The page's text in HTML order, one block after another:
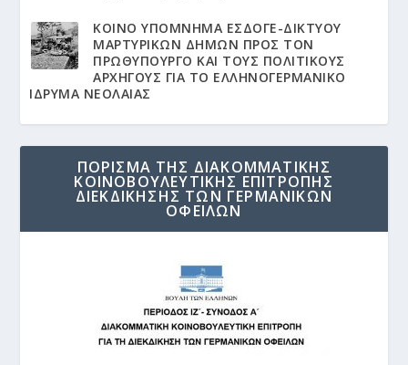
KΟΙΝΟ ΥΠΟΜΝΗΜΑ ΕΣΔΟΓΕ-ΔΙΚΤΥΟΥ
ΜΑΡΤΥΡΙΚΩΝ ΔΗΜΩΝ ΠΡΟΣ ΤΟΝ
ΠΡΩΘΥΠΟΥΡΓΟ ΚΑΙ ΤΟΥΣ ΠΟΛΙΤΙΚΟΥΣ
ΑΡΧΗΓΟΥΣ ΓΙΑ ΤΟ ΕΛΛΗΝΟΓΕΡΜΑΝΙΚΟ
ΙΔΡΥΜΑ ΝΕΟΛΑΙΑΣ
ΠΟΡΙΣΜΑ ΤΗΣ ΔΙΑΚΟΜΜΑΤΙΚΗΣ
ΚΟΙΝΟΒΟΥΛΕΥΤΙΚΗΣ ΕΠΙΤΡΟΠΗΣ
ΔΙΕΚΔΙΚΗΣΗΣ ΤΩΝ ΓΕΡΜΑΝΙΚΩΝ
ΟΦΕΙΛΩΝ